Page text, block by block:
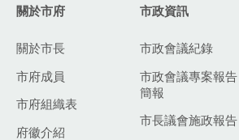
關於市府
關於市長
市府成員
市府組織表
府徽介紹
市政資訊
市政會議紀錄
市政會議專案報告
簡報
市長議會施政報告